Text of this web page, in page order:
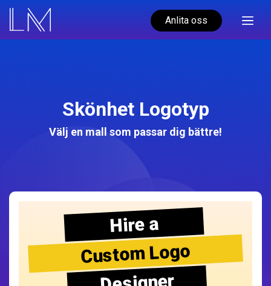
Anlita oss
Skönhet Logotyp
Välj en mall som passar dig bättre!
Hire a
Custom Logo